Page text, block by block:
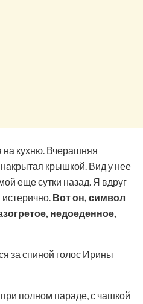
на кухню. Вчерашняя
крышкой. Вид у нее
еще сутки назад. Я вдруг
Вот он, символ
недоеденное,
за спиной голос Ирины
полном параде, с чашкой